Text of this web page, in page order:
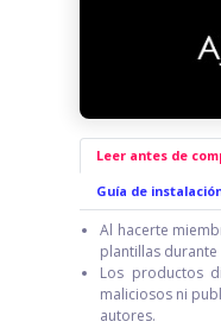
Leer antes de
Guía de
Al hacerte
plantillas
Los productos
maliciosos ni
autores.